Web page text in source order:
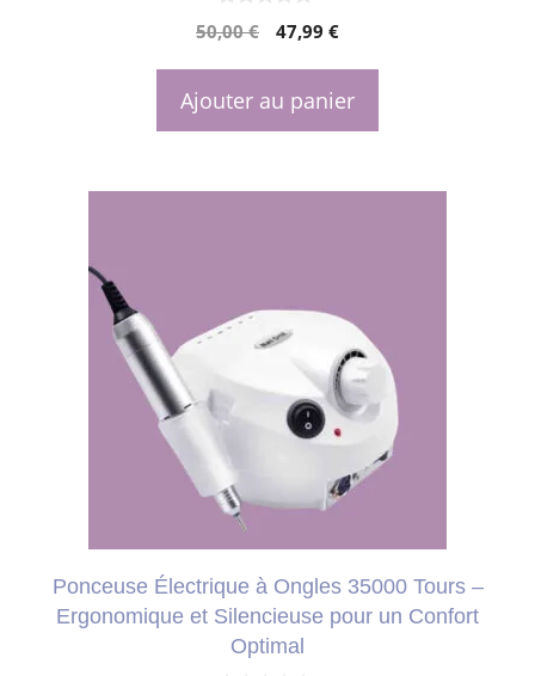
0
s
r
5
50,00€
Le
initial
était :
47,99 €Le
actuel
est :
Ajouter au panier
Ponceuse Électrique à Ongles 35000 Tours –
Ergonomique et Silencieuse pour un Confort
Optimal